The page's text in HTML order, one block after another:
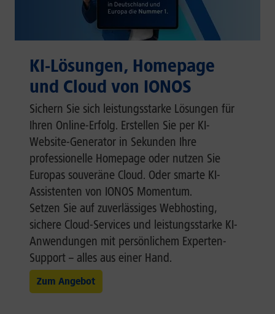
KI-Lösungen, Homepage
und Cloud von IONOS
Sichern Sie sich leistungsstarke Lösungen für
Ihren Online-Erfolg. Erstellen Sie per KI-
Website-Generator in Sekunden Ihre
professionelle Homepage oder nutzen Sie
Europas souveräne Cloud. Oder smarte KI-
Assistenten von IONOS Momentum.
Setzen Sie auf zuverlässiges Webhosting,
sichere Cloud-Services und leistungsstarke KI-
Anwendungen mit persönlichem Experten-
Support – alles aus einer Hand.
Zum Angebot